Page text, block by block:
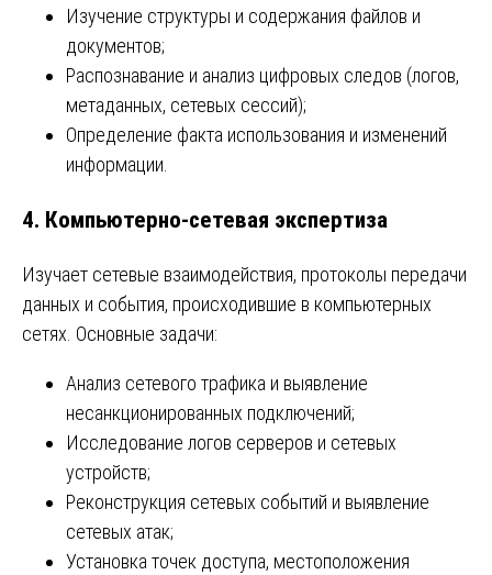
Изучение структуры и содержания файлов и
документов;
Распознавание и анализ цифровых следов (логов,
метаданных, сетевых сессий);
Определение факта использования и изменений
информации.
4. Компьютерно-сетевая экспертиза
Изучает сетевые взаимодействия, протоколы передачи
данных и события, происходившие в компьютерных
сетях. Основные задачи:
Анализ сетевого трафика и выявление
несанкционированных подключений;
Исследование логов серверов и сетевых
устройств;
Реконструкция сетевых событий и выявление
сетевых атак;
Установка точек доступа, местоположения